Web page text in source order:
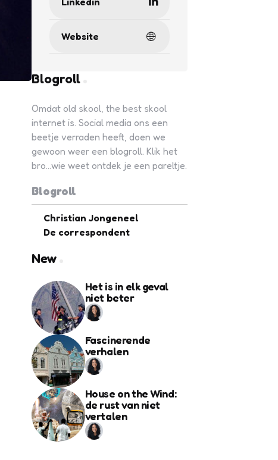
Website
Blogroll
Omdat old skool, the best skool
internet is. Social media ons een
beetje verraden heeft, doen we
gewoon weer een blogroll. Klik het
bro...wie weet ontdek je een pareltje.
Blogroll
Christian Jongeneel
De correspondent
New
Het is in elk geval
niet beter
Fascinerende
verhalen
House on the Wind:
de rust van niet
vertalen